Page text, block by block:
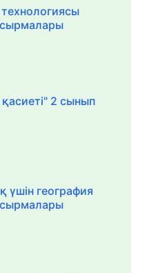
2 сынып
үшін география